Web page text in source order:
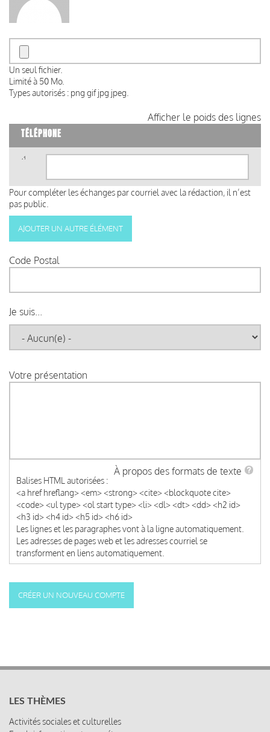
Un seul fichier.
Limité à 50 Mo.
Types autorisés : png gif jpg jpeg.
Afficher le poids des lignes
TÉLÉPHONE
1)
Pour compléter les échanges par courriel avec la rédaction, il n’est
pas public.
Code Postal
Je suis...
Votre présentation
À propos des formats de texte
Balises HTML autorisées :
<a href hreflang> <em> <strong> <cite> <blockquote cite>
<code> <ul type> <ol start type> <li> <dl> <dt> <dd> <h2 id>
<h3 id> <h4 id> <h5 id> <h6 id>
Les lignes et les paragraphes vont à la ligne automatiquement.
Les adresses de pages web et les adresses courriel se
transforment en liens automatiquement.
LES THÈMES
Activités sociales et culturelles